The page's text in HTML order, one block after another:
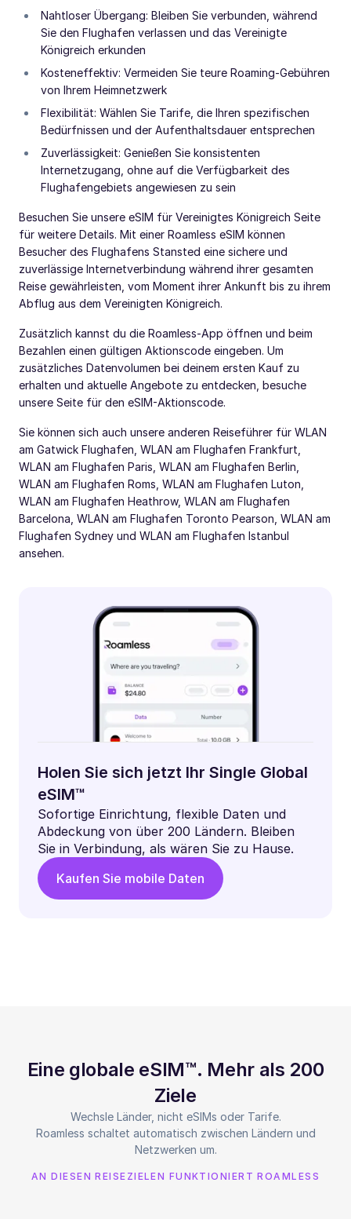
Nahtloser Übergang: Bleiben Sie verbunden, während
Sie den Flughafen verlassen und das Vereinigte
Königreich erkunden
Kosteneffektiv: Vermeiden Sie teure Roaming-Gebühren
von Ihrem Heimnetzwerk
Flexibilität: Wählen Sie Tarife, die Ihren spezifischen
Bedürfnissen und der Aufenthaltsdauer entsprechen
Zuverlässigkeit: Genießen Sie konsistenten
Internetzugang, ohne auf die Verfügbarkeit des
Flughafengebiets angewiesen zu sein
Besuchen Sie unsere eSIM für Vereinigtes Königreich Seite
für weitere Details. Mit einer Roamless eSIM können
Besucher des Flughafens Stansted eine sichere und
zuverlässige Internetverbindung während ihrer gesamten
Reise gewährleisten, vom Moment ihrer Ankunft bis zu ihrem
Abflug aus dem Vereinigten Königreich.
Zusätzlich kannst du die Roamless-App öffnen und beim
Bezahlen einen gültigen Aktionscode eingeben. Um
zusätzliches Datenvolumen bei deinem ersten Kauf zu
erhalten und aktuelle Angebote zu entdecken, besuche
unsere Seite für den eSIM-Aktionscode.
Sie können sich auch unsere anderen Reiseführer für WLAN
am Gatwick Flughafen, WLAN am Flughafen Frankfurt,
WLAN am Flughafen Paris, WLAN am Flughafen Berlin,
WLAN am Flughafen Roms, WLAN am Flughafen Luton,
WLAN am Flughafen Heathrow, WLAN am Flughafen
Barcelona, ​​WLAN am Flughafen Toronto Pearson, WLAN am
Flughafen Sydney und WLAN am Flughafen Istanbul
ansehen.
Holen Sie sich jetzt Ihr Single Global
eSIM™
Sofortige Einrichtung, flexible Daten und
Abdeckung von über 200 Ländern. Bleiben
Sie in Verbindung, als wären Sie zu Hause.
Kaufen Sie mobile Daten
Eine globale eSIM™. Mehr als 200
Ziele
Wechsle Länder, nicht eSIMs oder Tarife.
Roamless schaltet automatisch zwischen Ländern und
Netzwerken um.
AN DIESEN REISEZIELEN FUNKTIONIERT ROAMLESS